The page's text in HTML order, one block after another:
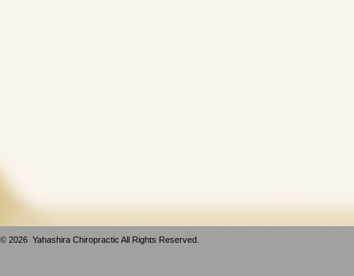
© 2026 Yahashira Chiropractic All Rights Reserved.